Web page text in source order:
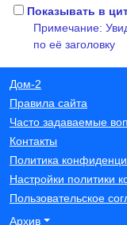
Показывать в
Примечание:
по её заголовку
Дом-2
Правила сайта
Часто задаваемые
Контакты
Политика
Настройки политики
Пользовательское
Архив